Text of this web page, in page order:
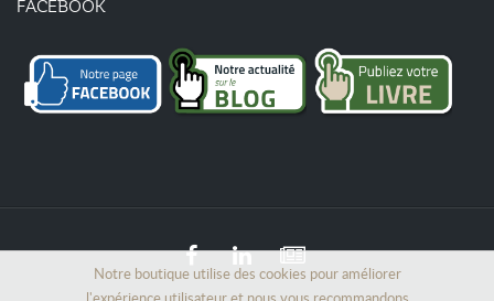
FACEBOOK
Notre boutique utilise des cookies pour améliorer